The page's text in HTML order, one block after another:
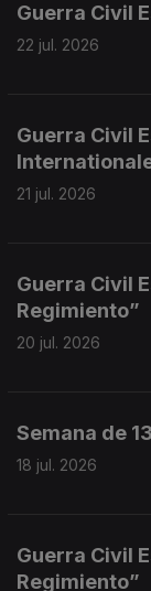
Guerra Civil
22 jul. 2026
Guerra Civil
21 jul. 2026
Guerra Civil
Regimiento”
20 jul. 2026
Semana de
18 jul. 2026
Guerra Civil
Regimiento”